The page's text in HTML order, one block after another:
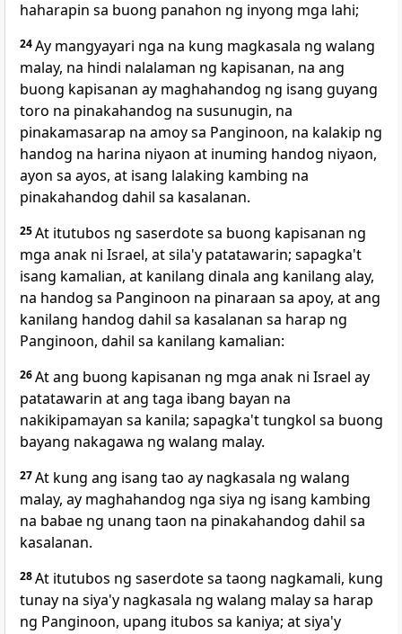
haharapin sa buong panahon ng inyong mga lahi;
24Ay mangyayari nga na kung magkasala ng walang
malay, na hindi nalalaman ng kapisanan, na ang
buong kapisanan ay maghahandog ng isang guyang
toro na pinakahandog na susunugin, na
pinakamasarap na amoy sa Panginoon, na kalakip ng
handog na harina niyaon at inuming handog niyaon,
ayon sa ayos, at isang lalaking kambing na
pinakahandog dahil sa kasalanan.
25At itutubos ng saserdote sa buong kapisanan ng
mga anak ni Israel, at sila'y patatawarin; sapagka't
isang kamalian, at kanilang dinala ang kanilang alay,
na handog sa Panginoon na pinaraan sa apoy, at ang
kanilang handog dahil sa kasalanan sa harap ng
Panginoon, dahil sa kanilang kamalian:
26At ang buong kapisanan ng mga anak ni Israel ay
patatawarin at ang taga ibang bayan na
nakikipamayan sa kanila; sapagka't tungkol sa buong
bayang nakagawa ng walang malay.
27At kung ang isang tao ay nagkasala ng walang
malay, ay maghahandog nga siya ng isang kambing
na babae ng unang taon na pinakahandog dahil sa
kasalanan.
28At itutubos ng saserdote sa taong nagkamali, kung
tunay na siya'y nagkasala ng walang malay sa harap
ng Panginoon, upang itubos sa kaniya; at siya'y